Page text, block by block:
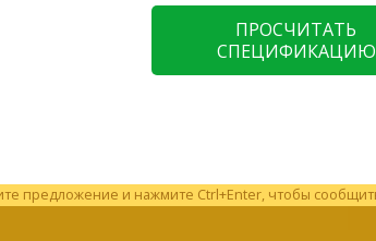
ПРОСЧИТАТЬ
СПЕЦИФИКАЦИЮ
предложение и нажмите Ctrl+Enter, чтобы